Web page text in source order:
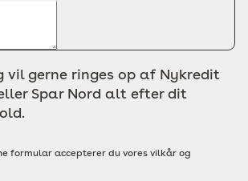
vil gerne ringes op af Nykredit
Spar Nord alt efter dit
formular accepterer du vores vilkår og